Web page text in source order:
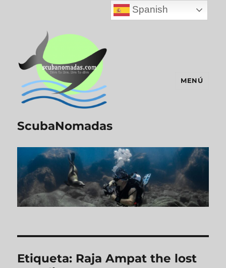
ScubaNomadas
MENÚ
Etiqueta: Raja Ampat the lost
Spanish